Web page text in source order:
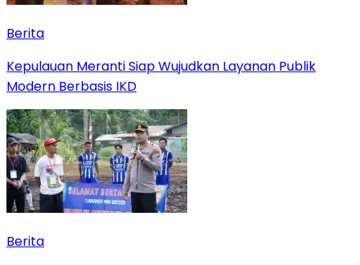
Berita
Kepulauan Meranti Siap Wujudkan Layanan Publik
Modern Berbasis IKD
Berita